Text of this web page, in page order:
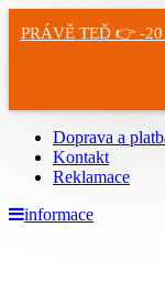
PRÁVĚ TEĎ 👉 -
Doprava a
Kontakt
Reklamace
informace